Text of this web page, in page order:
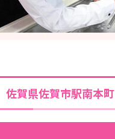
賀県佐賀市駅南本町